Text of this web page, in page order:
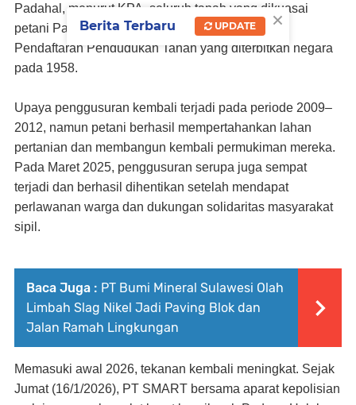
Padahal, menurut KPA, seluruh tanah yang dikuasai
petani Padang Halaban memiliki Kartu Tanda
Pendaftaran Pendudukan Tanah yang diterbitkan negara
pada 1958.
Upaya penggusuran kembali terjadi pada periode 2009–
2012, namun petani berhasil mempertahankan lahan
pertanian dan membangun kembali permukiman mereka.
Pada Maret 2025, penggusuran serupa juga sempat
terjadi dan berhasil dihentikan setelah mendapat
perlawanan warga dan dukungan solidaritas masyarakat
sipil.
Baca Juga : PT Bumi Mineral Sulawesi Olah
Limbah Slag Nikel Jadi Paving Blok dan
Jalan Ramah Lingkungan
Memasuki awal 2026, tekanan kembali meningkat. Sejak
Jumat (16/1/2026), PT SMART bersama aparat kepolisian
×
Berita Terbaru UPDATE